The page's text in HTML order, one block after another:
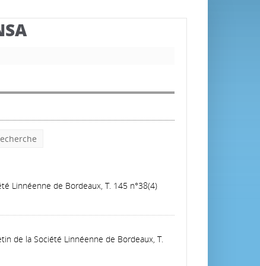
Linnéenne de Bordeaux, T. 145 n°38(4)
de la Société Linnéenne de Bordeaux, T.